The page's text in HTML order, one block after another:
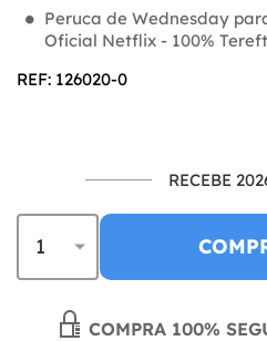
Peruca de Wednesday
Oficial Netflix - 100%
REF: 126020-0
RECEBE
COMPRA 100%